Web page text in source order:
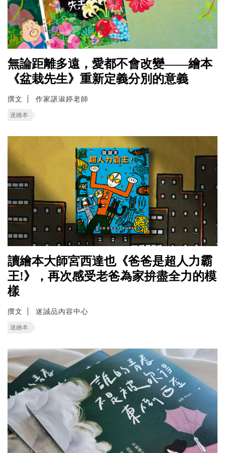
無論距離多遠，愛都不會改變——繪本
《盆栽先生》重新定義分別的意義
撰文 作家諶淑婷老師
迷繪本
讀繪本大師宮西達也《爸爸是超人力霸
王!》，再次感受老爸為家拚盡全力的模
樣
撰文 迷誠品內容中心
迷繪本